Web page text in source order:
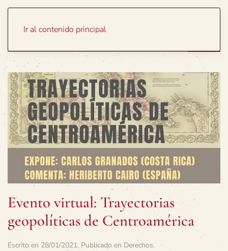
Ir al contenido principal
Evento virtual: Trayectorias
geopolíticas de Centroamérica
Escrito en 28/01/2021. Publicado en Derechos.